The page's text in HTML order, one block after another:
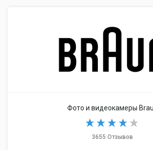
Фото и видеокамеры
3655 Отзывов